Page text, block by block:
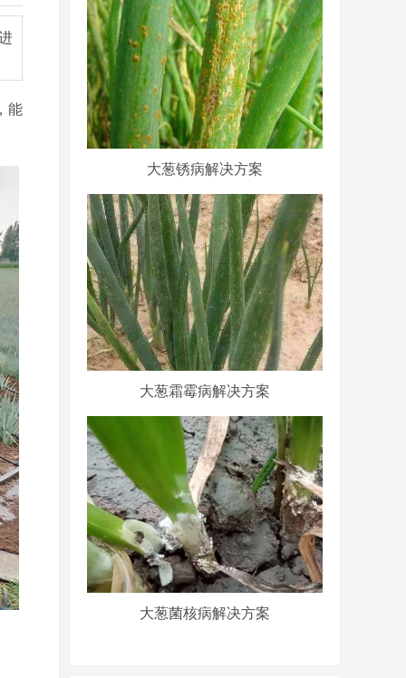
能
大葱锈病解决方案
大葱霜霉病解决方案
大葱菌核病解决方案